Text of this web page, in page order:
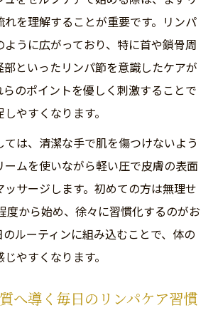
れを理解することが重要です。リンパ
うに広がっており、特に首や鎖骨周
部といったリンパ節を意識したケアが
のポイントを優しく刺激することで
やすくなります。
は、清潔な手で肌を傷つけないよう
ームを使いながら軽い圧で皮膚の表面
サージします。初めての方は無理せ
度から始め、徐々に習慣化するのがお
ルーティンに組み込むことで、体の
やすくなります。
へ導く毎日のリンパケア習慣